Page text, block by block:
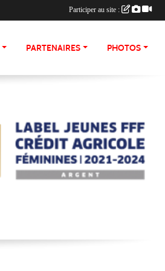
PARTENAIRES PHOTOS
Participer au site :